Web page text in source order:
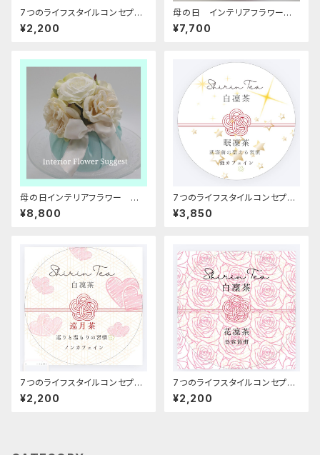
7つのライフスタイルコンセプト
ティー 巡凜茶
¥2,200
母の日 インテリアフラワー
ルームサシェ R03
¥7,700
母の日インテリアフラワー ル
ームサシェ R02
¥8,800
7つのライフスタイルコンセプト
ティー 7種類セット
¥3,850
7つのライフスタイルコンセプト
ティー 巡月茶
¥2,200
7つのライフスタイルコンセプト
ティー 花凜茶
¥2,200